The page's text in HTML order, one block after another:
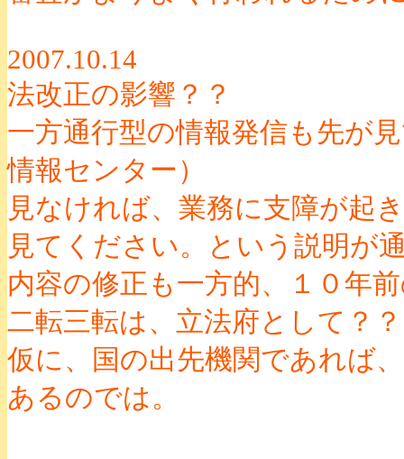
2007.10.14
法改正の影響？？
一方通行型の情報発信も先が
情報センター）
見なければ、業務に支障が起
見てください。という説明が
内容の修正も一方的、１０年
二転三転は、立法府として？
仮に、国の出先機関であれば
あるのでは。